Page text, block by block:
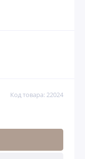
Код товара: 22024